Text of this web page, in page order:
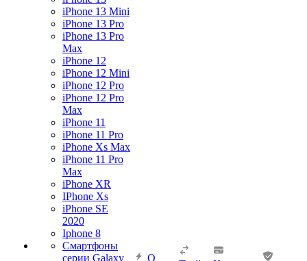
iPhone 13 Mini
iPhone 13 Pro
iPhone 13 Pro
Max
iPhone 12
iPhone 12 Mini
iPhone 12 Pro
iPhone 12 Pro
Max
iPhone 11
iPhone 11 Pro
iPhone Xs Max
iPhone 11 Pro
Max
iPhone XR
IPhone Xs
iPhone SE
2020
Iphone 8
Смартфоны
серии Galaxy
О